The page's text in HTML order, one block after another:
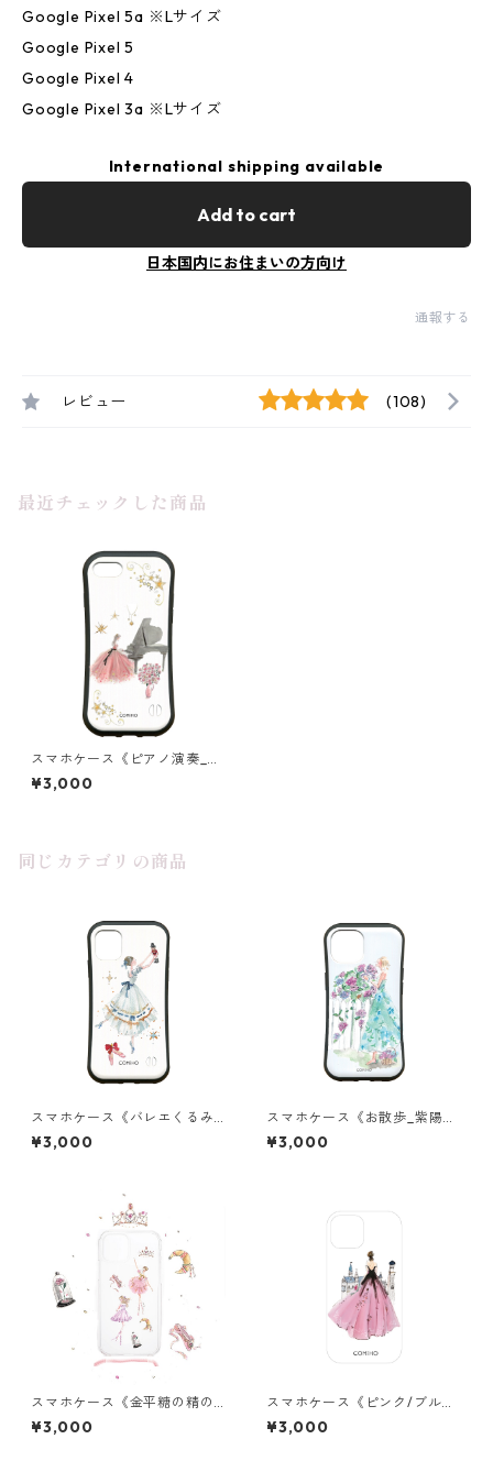
Google Pixel 5a ※Lサイズ
Google Pixel 5
Google Pixel 4
Google Pixel 3a ※Lサイズ
International shipping available
Add to cart
日本国内にお住まいの方向け
通報する
レビュー (108)
最近チェックした商品
スマホケース《ピアノ演奏_
星々の世界》グリップ
¥3,000
同じカテゴリの商品
スマホケース《バレエくるみ
割り人形》グリップ
¥3,000
スマホケース《お散歩_紫陽花
の世界》グリップ
¥3,000
スマホケース《金平糖の精の
バレリーナ》ストラップ
¥3,000
スマホケース《ピンク/ブルー/
イエロー/ブラック/レッド/グ
リーンドレス》クリア
¥3,000